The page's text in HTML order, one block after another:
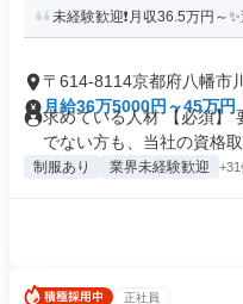
未経験歓迎❗月収36.5万円～
〒614-8114京都府八幡市
月給36万5000円～45万円
求めている人材 【必須】
でない方も、当社の資格取
制服あり 業界未経験歓迎 +31
正社員